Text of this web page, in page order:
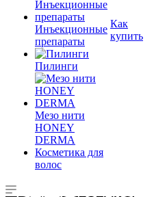
Инъекционные
препараты
Пилинги
Мезо нити
HONEY
DERMA
Косметика для
волос
Как
купить